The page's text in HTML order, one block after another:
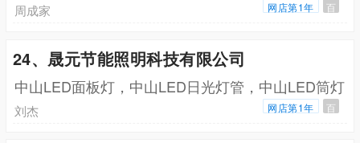
周成家 网店第1年 百
24、晟元节能照明科技有限公司
中山LED面板灯，中山LED日光灯管，中山LED筒灯
刘杰 网店第1年 百